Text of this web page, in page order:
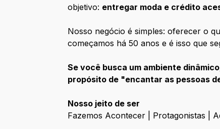
objetivo: entregar moda e crédito
Nosso negócio é simples: oferecer o
começamos há 50 anos e é isso que
Se você busca um ambiente
propósito de "encantar as pessoas
Nosso jeito de ser
Fazemos Acontecer | Protagonistas |